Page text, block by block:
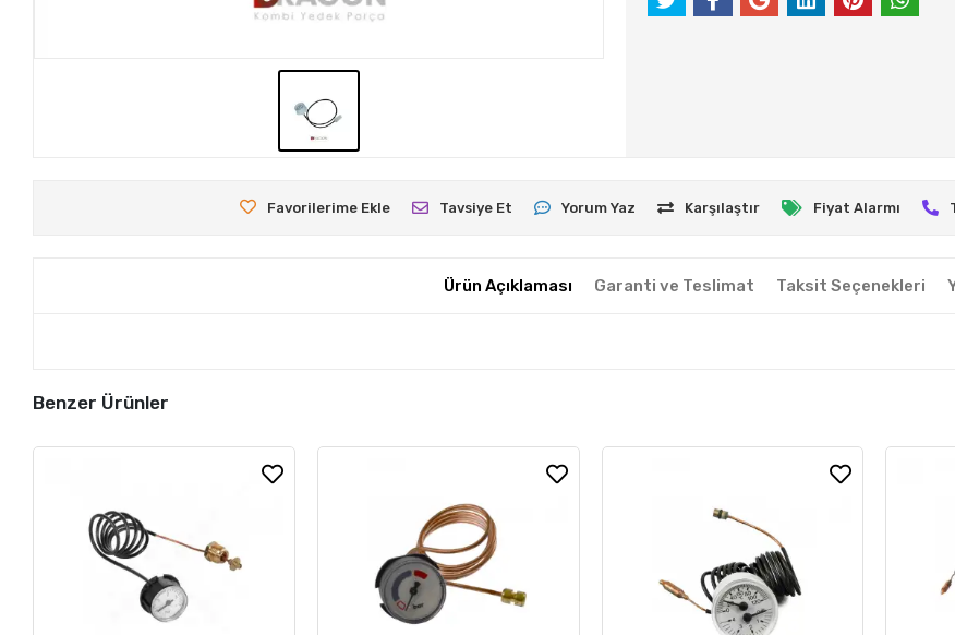
Favorilerime Ekle Tavsiye Et Yorum Yaz Karşılaştır Fiyat Alarmı
Ürün Açıklaması Garanti ve Teslimat Taksit Seçenekleri
Benzer Ürünler